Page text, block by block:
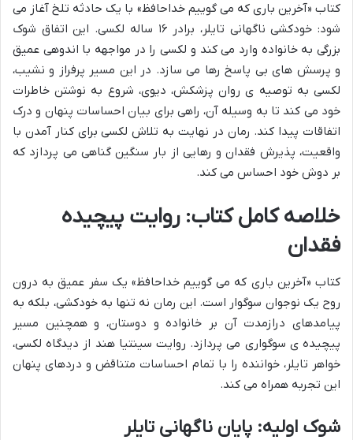
کتاب «آخرین باری که می گوییم خداحافظ» با یک حادثه تلخ آغاز می
شود: خودکشی ناگهانی تایلر، برادر ۱۶ ساله لکسی. این اتفاق شوک
بزرگی به خانواده وارد می کند و لکسی را در مواجهه با اندوهی عمیق
و پرسش های بی پاسخ رها می سازد. در این مسیر پرفراز و نشیب،
لکسی به توصیه ی روان پزشکش، دیوی، شروع به نوشتن خاطرات
خود می کند تا به وسیله آن، راهی برای بیان احساسات پنهان و درک
اتفاقات پیدا کند. رمان در نهایت به تلاش لکسی برای کنار آمدن با
واقعیت، پذیرش فقدان و رهایی از بار سنگین گناهی می پردازد که
بر دوش خود احساس می کند.
خلاصه کامل کتاب: روایت پیچیده
فقدان
کتاب «آخرین باری که می گوییم خداحافظ» یک سفر عمیق به درون
روح یک نوجوان سوگوار است. این رمان نه تنها به خودکشی، بلکه به
پیامدهای درازمدت آن بر خانواده و دوستان، و همچنین مسیر
پیچیده ی سوگواری می پردازد. روایت سینتیا هند از دیدگاه لکسی،
خواهر تایلر، خواننده را با تمام احساسات متناقض و دردهای پنهان
این تجربه همراه می کند.
شوک اولیه: پایان ناگهانی تایلر